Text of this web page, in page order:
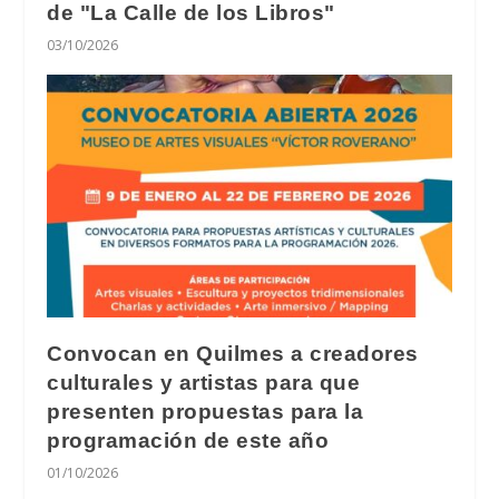
de "La Calle de los Libros"
03/10/2026
Convocan en Quilmes a creadores
culturales y artistas para que
presenten propuestas para la
programación de este año
01/10/2026